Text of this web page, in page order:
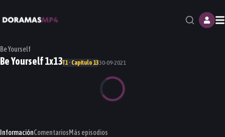
Be Yourself
Be Yourself 1x13T1 · Capítulo 1330-09-2021
InformaciónComentariosMás episodios